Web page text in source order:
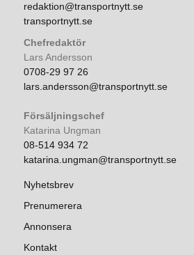
redaktion@transportnytt.se
transportnytt.se
Chefredaktör
Lars Andersson
0708-29 97 26
lars.andersson@transportnytt.se
Försäljningschef
Katarina Ungman
08-514 934 72
katarina.ungman@transportnytt.se
Nyhetsbrev
Prenumerera
Annonsera
Kontakt